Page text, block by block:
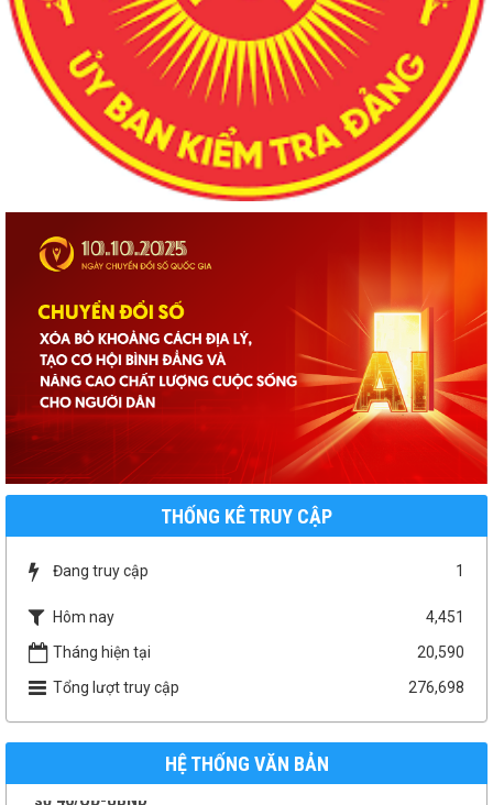
THỐNG KÊ TRUY CẬP
Đang truy cập 1
Hôm nay
4,451
Tháng hiện tại
20,590
Tổng lượt truy cập
276,698
HỆ THỐNG VĂN BẢN
1958/UBND-KT
Thời gian đăng: 07/04/2026
lượt xem: 154 | lượt tải:147
Thời gian đăng: 22/01/2026
lượt xem: 193 | lượt tải:109